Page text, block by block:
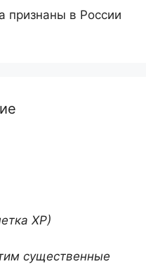
признаны в России
ХР)
существенные